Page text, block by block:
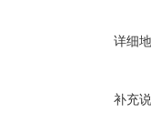
详细
补充